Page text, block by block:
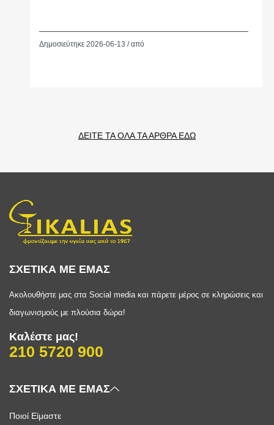
Δημοσιεύτηκε 2026-06-13 / από
ΔΕΙΤΕ ΤΑ ΟΛΑ ΤΑ ΑΡΘΡΑ ΕΔΩ
ΣΧΕΤΙΚΑ ΜΕ ΕΜΑΣ
Ακολουθήστε μας στα Social media και πάρετε μέρος σε κληρώσεις και
διαγωνισμούς με πλούσια δώρα!
Καλέστε μας!
210 5720 900
ΣΧΕΤΙΚΑ ΜΕ ΕΜΑΣ
Ποιοί Είμαστε